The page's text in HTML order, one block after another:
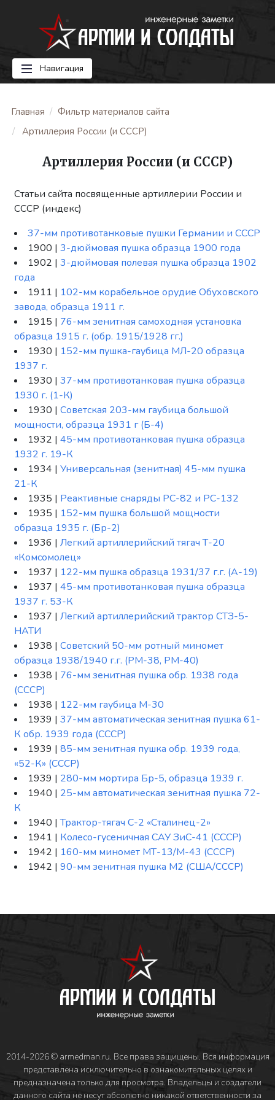
Навигация
Главная
Фильтр материалов сайта
Артиллерия России (и СССР)
Артиллерия России (и СССР)
Статьи сайта посвященные артиллерии России и
СССР (индекс)
37-мм противотанковые пушки Германии и СССР
1900 |3-дюймовая пушка образца 1900 года
1902 |3-дюймовая полевая пушка образца 1902
года
1911 | 102-мм корабельное орудие Обуховского
завода, образца 1911 г.
1915 | 76-мм зенитная самоходная установка
образца 1915 г. (обр. 1915/1928 гг.)
1930 | 152-мм пушка-гаубица МЛ-20 образца
1937 г.
1930 |37-мм противотанковая пушка образца
1930 г. (1-К)
1930 |Советская 203-мм гаубица большой
мощности, образца 1931 г (Б-4)
1932 |45-мм противотанковая пушка образца
1932 г. 19-К
1934 |Универсальная (зенитная) 45-мм пушка
21-К
1935 | Реактивные снаряды РС-82 и РС-132
1935 | 152-мм пушка большой мощности
образца 1935 г. (Бр-2)
1936 |Легкий артиллерийский тягач Т-20
«Комсомолец»
1937 | 122-мм пушка образца 1931/37 г.г. (А-19)
1937 |45-мм противотанковая пушка образца
1937 г. 53-К
1937 |Легкий артиллерийский трактор СТЗ-5-
НАТИ
1938 |Советский 50-мм ротный миномет
образца 1938/1940 г.г. (РМ-38, РМ-40)
1938 | 76-мм зенитная пушка обр. 1938 года
(СССР)
1938 | 122-мм гаубица М-30
1939 |37-мм автоматическая зенитная пушка 61-
К обр. 1939 года (СССР)
1939 |85-мм зенитная пушка обр. 1939 года,
«52-К» (СССР)
1939 | 280-мм мортира Бр-5, образца 1939 г.
1940 | 25-мм автоматическая зенитная пушка 72-
К
1940 |Трактор-тягач С-2 «Сталинец-2»
1941 | Колесо-гусеничная САУ ЗиС-41 (СССР)
1942 | 160-мм миномет МТ-13/М-43 (СССР)
1942 |90-мм зенитная пушка М2 (США/СССР)
2014-2026 © armedman.ru. Все права защищены. Вся информация
представлена исключительно в ознакомительных целях и
предназначена только для просмотра. Владельцы и создатели
данного сайта не несут абсолютно никакой ответственности за